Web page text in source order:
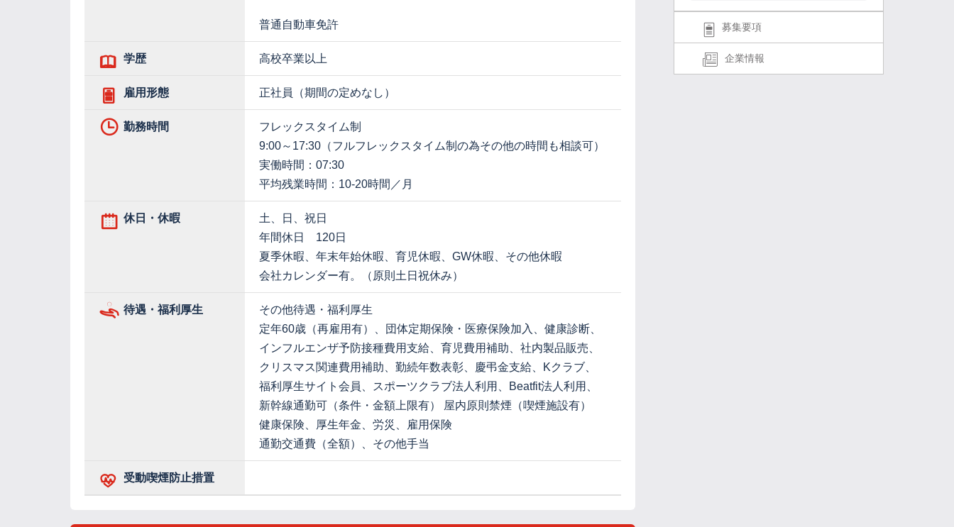
普通自動車免許
学歴 高校卒業以上
雇用形態 正社員（期間の定めなし）
勤務時間
フレックスタイム制
9:00～17:30（フルフレックスタイム制の為その他の時間も相談可）
実働時間：07:30
平均残業時間：10-20時間／月
休日・休暇
土、日、祝日
年間休日 120日
夏季休暇、年末年始休暇、育児休暇、GW休暇、その他休暇
会社カレンダー有。（原則土日祝休み）
待遇・福利厚生
その他待遇・福利厚生
定年60歳（再雇用有）、団体定期保険・医療保険加入、健康診断、
インフルエンザ予防接種費用支給、育児費用補助、社内製品販売、
クリスマス関連費用補助、勤続年数表彰、慶弔金支給、Kクラブ、
福利厚生サイト会員、スポーツクラブ法人利用、Beatfit法人利用、
新幹線通勤可（条件・金額上限有） 屋内原則禁煙（喫煙施設有）
健康保険、厚生年金、労災、雇用保険
通勤交通費（全額）、その他手当
受動喫煙防止措置
募集要項
企業情報